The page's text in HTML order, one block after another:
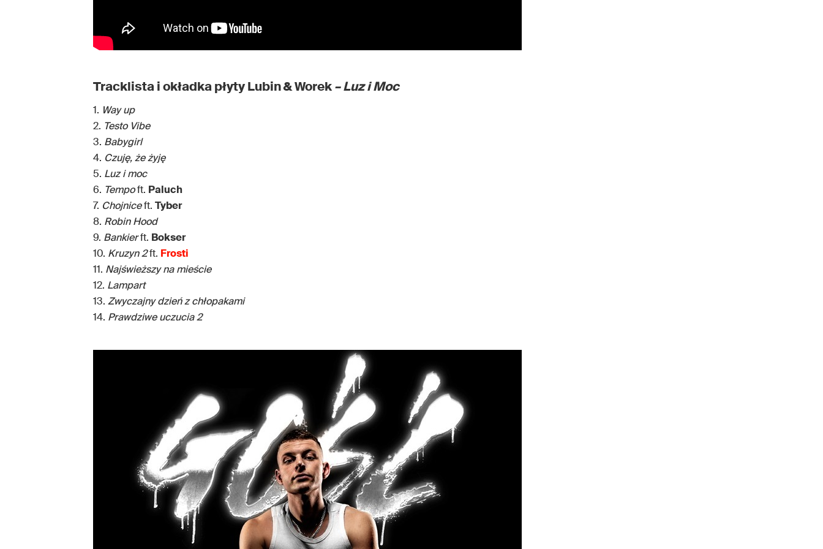
Tracklista i okładka płyty Lubin& Worek– Luz i Moc
1. Way up
2. Testo Vibe
3. Babygirl
4. Czuję, że żyję
5. Luz i moc
6. Tempoft. Paluch
7. Chojniceft. Tyber
8. Robin Hood
9. Bankierft. Bokser
10. Kruzyn 2ft. Frosti
11. Najświeższy na mieście
12. Lampart
13. Zwyczajny dzień z chłopakami
14. Prawdziwe uczucia 2